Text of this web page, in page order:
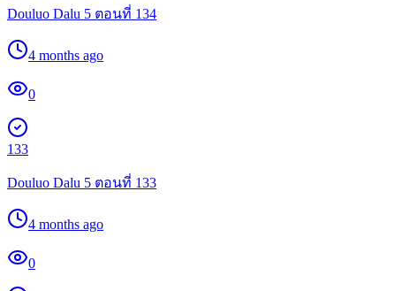
Douluo Dalu 5 ตอนที่ 134
4 months ago
0
133
Douluo Dalu 5 ตอนที่ 133
4 months ago
0